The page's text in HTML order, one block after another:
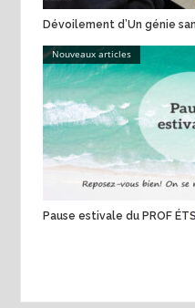
Dévoilement d’Un génie
Nouveaux articles
Pause estivale du PROF ÉTS